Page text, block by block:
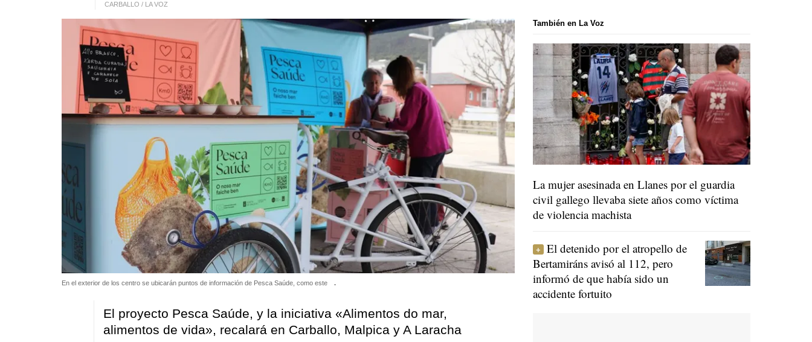
CARBALLO / LA VOZ
En el exterior de los centro se ubicarán puntos de información de Pesca Saúde, como este .
El proyecto Pesca Saúde, y la iniciativa «Alimentos do mar,
alimentos de vida», recalará en Carballo, Malpica y A Laracha
También en La Voz
La mujer asesinada en Llanes por el guardia
civil gallego llevaba siete años como víctima
de violencia machista
El detenido por el atropello de
Bertamiráns avisó al 112, pero
informó de que había sido un
accidente fortuito